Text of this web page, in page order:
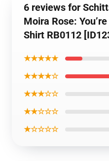
6 reviews for
Moira Rose:
Shirt RB0112
★★★★★
★★★★☆
★★★☆☆
★★☆☆☆
★☆☆☆☆